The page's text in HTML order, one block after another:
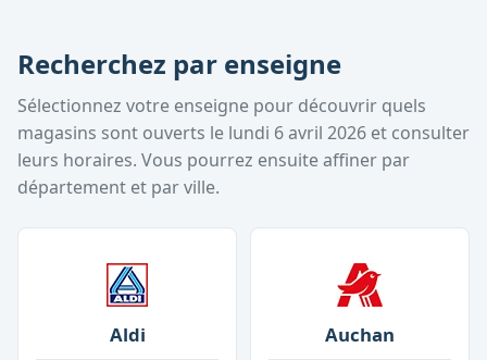
Recherchez par enseigne
Sélectionnez votre enseigne pour découvrir quels
magasins sont ouverts le lundi 6 avril 2026 et consulter
leurs horaires. Vous pourrez ensuite affiner par
département et par ville.
Aldi Auchan